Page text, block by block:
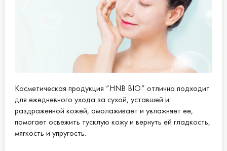
Косметическая продукция “HNB BIO” отлично подходит
для ежедневного ухода за сухой, уставшей и
раздраженной кожей, омолаживает и увлажняет ее,
помогает освежить тусклую кожу и вернуть ей гладкость,
мягкость и упругость.